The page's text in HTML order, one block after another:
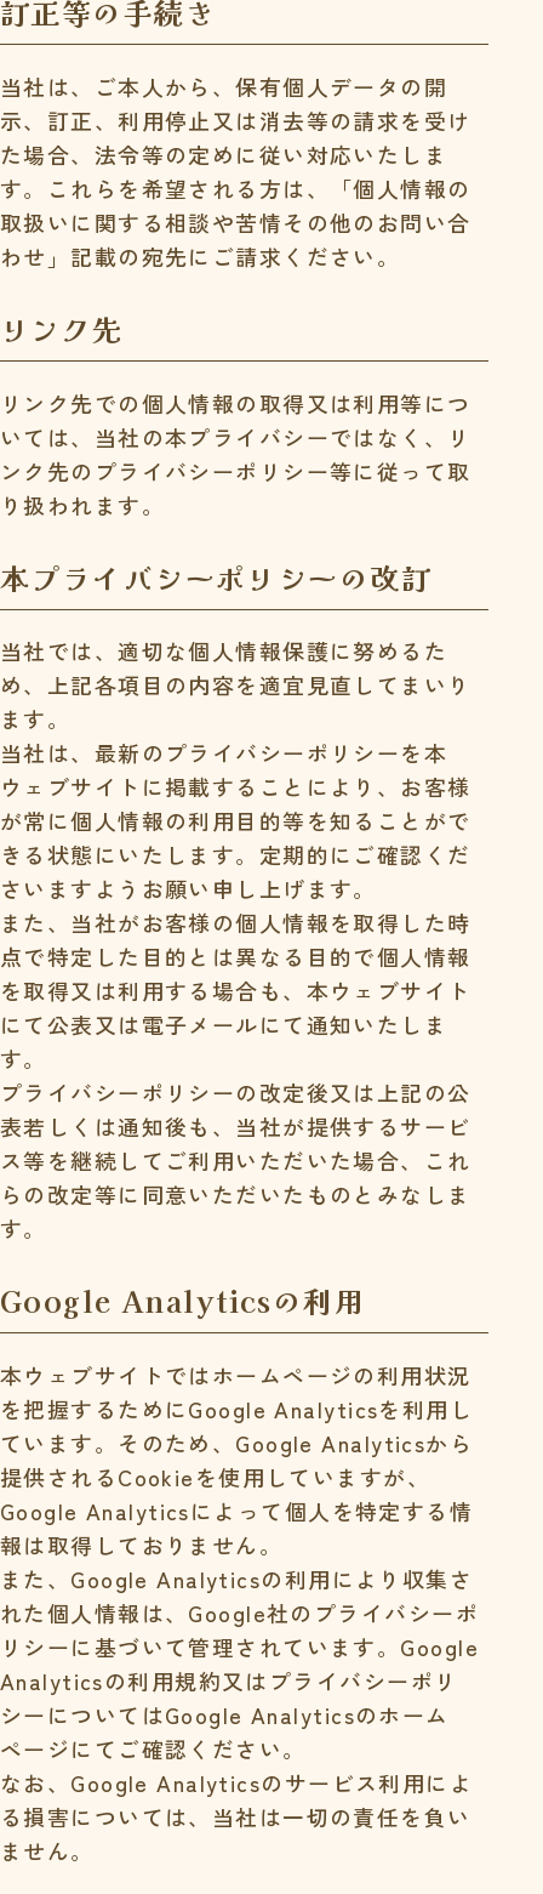
訂正等の手続き
当社は、ご本人から、保有個人データの開
示、訂正、利用停止又は消去等の請求を受け
た場合、法令等の定めに従い対応いたしま
す。これらを希望される方は、「個人情報の
取扱いに関する相談や苦情その他のお問い合
わせ」記載の宛先にご請求ください。
リンク先
リンク先での個人情報の取得又は利用等につ
いては、当社の本プライバシーではなく、リ
ンク先のプライバシーポリシー等に従って取
り扱われます。
本プライバシーポリシーの改訂
当社では、適切な個人情報保護に努めるた
め、上記各項目の内容を適宜見直してまいり
ます。
当社は、最新のプライバシーポリシーを本
ウェブサイトに掲載することにより、お客様
が常に個人情報の利用目的等を知ることがで
きる状態にいたします。定期的にご確認くだ
さいますようお願い申し上げます。
また、当社がお客様の個人情報を取得した時
点で特定した目的とは異なる目的で個人情報
を取得又は利用する場合も、本ウェブサイト
にて公表又は電子メールにて通知いたしま
す。
プライバシーポリシーの改定後又は上記の公
表若しくは通知後も、当社が提供するサービ
ス等を継続してご利用いただいた場合、これ
らの改定等に同意いただいたものとみなしま
す。
Google Analyticsの利用
本ウェブサイトではホームページの利用状況
を把握するためにGoogle Analyticsを利用し
ています。そのため、Google Analyticsから
提供されるCookieを使用していますが、
Google Analyticsによって個人を特定する情
報は取得しておりません。
また、Google Analyticsの利用により収集さ
れた個人情報は、Google社のプライバシーポ
リシーに基づいて管理されています。Google
Analyticsの利用規約又はプライバシーポリ
シーについてはGoogle Analyticsのホーム
ページにてご確認ください。
なお、Google Analyticsのサービス利用によ
る損害については、当社は一切の責任を負い
ません。